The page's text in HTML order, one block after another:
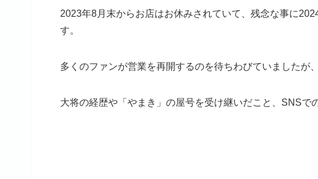
2023年8月末からお店はお休みされていて、残念な事に
す。
多くのファンが営業を再開するのを待ちわびていましたが
大将の経歴や「やまき」の屋号を受け継いだこと、SNSで